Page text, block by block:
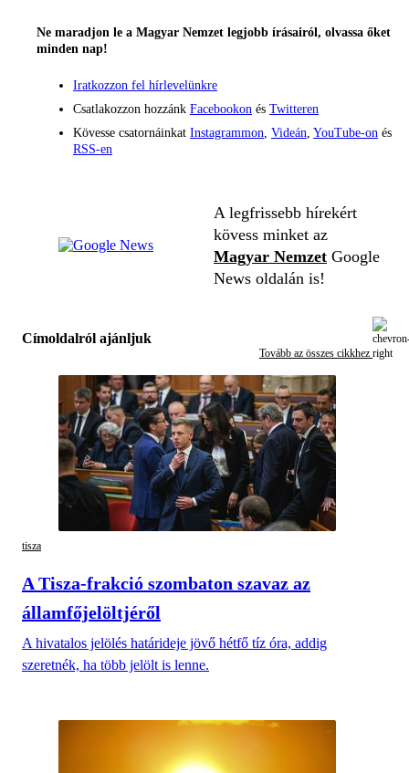
Ne maradjon le a Magyar Nemzet legjobb írásairól, olvassa őket
minden nap!
Iratkozzon fel hírlevelünkre
Csatlakozzon hozzánk Facebookon és Twitteren
Kövesse csatornáinkat Instagrammon Videán YouTube-on és
RSS-en
A legfrissebb hírekért
kövess minket az
Magyar Nemzet Google
News oldalán is!
Címoldalról ajánljuk
Tovább az összes cikkhez
tisza
A Tisza-frakció szombaton szavaz az
államfőjelöltjéről
A hivatalos jelölés határideje jövő hétfő tíz óra, addig
szeretnék, ha több jelölt is lenne.